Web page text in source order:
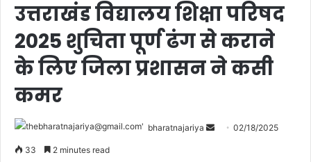
उत्तराखंड विद्यालय शिक्षा परिषद
2025 शुचिता पूर्ण ढंग से कराने
के लिए जिला प्रशासन ने कसी
कमर
bharatnajariya 02/18/2025
33 2 minutes read